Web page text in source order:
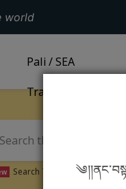
world
TRADITIONPAGE
GO TOPALI / SEA
Pali / SEA
Tradition
Search Tibetan in phonetics!